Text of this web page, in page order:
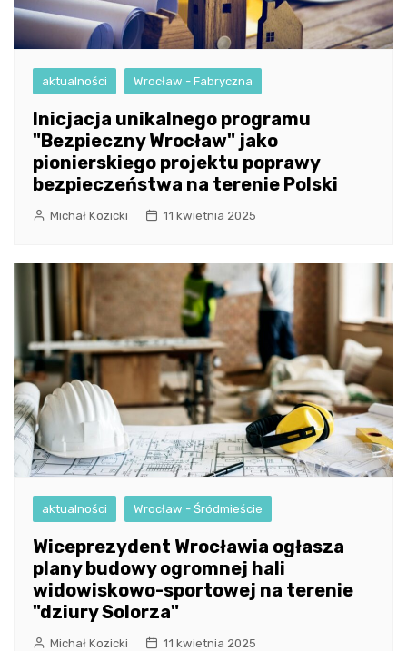
aktualności Wrocław - Fabryczna
Inicjacja unikalnego programu
"Bezpieczny Wrocław" jako
pionierskiego projektu poprawy
bezpieczeństwa na terenie Polski
Michał Kozicki 11 kwietnia 2025
aktualności Wrocław - Śródmieście
Wiceprezydent Wrocławia ogłasza
plany budowy ogromnej hali
widowiskowo-sportowej na terenie
"dziury Solorza"
Michał Kozicki 11 kwietnia 2025